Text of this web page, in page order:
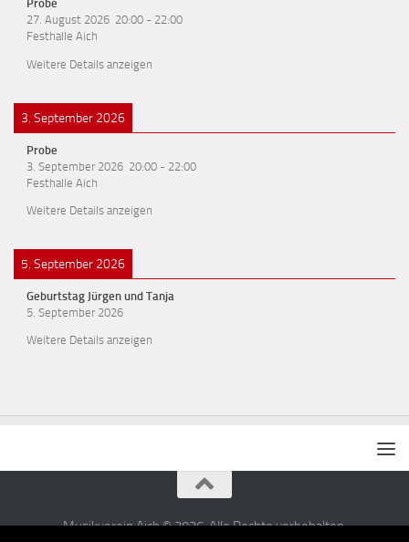
Probe
27. August 2026 20:00 - 22:00
Festhalle Aich
Weitere Details anzeigen
3. September 2026
Probe
3. September 2026 20:00 - 22:00
Festhalle Aich
Weitere Details anzeigen
5. September 2026
Geburtstag Jürgen und Tanja
5. September 2026
Weitere Details anzeigen
Musikverein Aich © 2026. Alle Rechte vorbehalten.